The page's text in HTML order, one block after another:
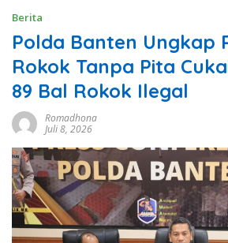
Berita
Polda Banten Ungkap
Rokok Tanpa Pita
89 Bal Rokok Ilegal
Romadhona
Juli 8, 2026